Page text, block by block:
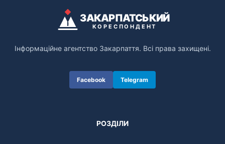
ЗАКАРПАТСЬКИЙ
КОРЕСПОНДЕНТ
Інформаційне агентство Закарпаття. Всі права захищені.
Facebook Telegram
РОЗДІЛИ